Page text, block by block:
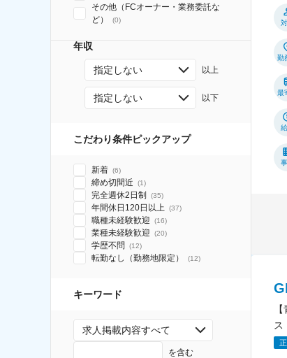
その他（FCオーナー・業務委託な
ど）
(0)
年収
指定しない 以上
指定しない 以下
こだわり条件ピックアップ
新着 (6)
締め切間近 (1)
完全週休2日制 (35)
年間休日120日以上 (37)
職種未経験歓迎 (16)
業種未経験歓迎 (20)
学歴不問 (12)
転勤なし（勤務地限定） (12)
キーワード
求人掲載内容すべて
を含む
勤
最
ス